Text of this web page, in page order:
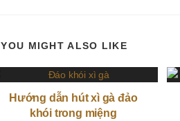
YOU MIGHT ALSO LIKE
Hướng dẫn hút xì gà đảo
khói trong miệng